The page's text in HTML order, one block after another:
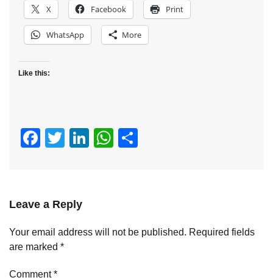
X Facebook Print
WhatsApp More
Like this:
Facebook
TwitterLinkedIn
WhatsApp
Leave a Reply
Your email address will not be published. Required fields
are marked *
Comment*